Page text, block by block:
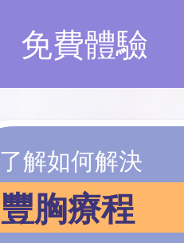
免費體驗
了解如何解決
豐胸療程